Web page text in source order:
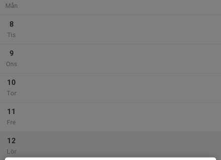
Mån
8
Tis
9
Ons
10
Tor
11
Fre
12
Lör